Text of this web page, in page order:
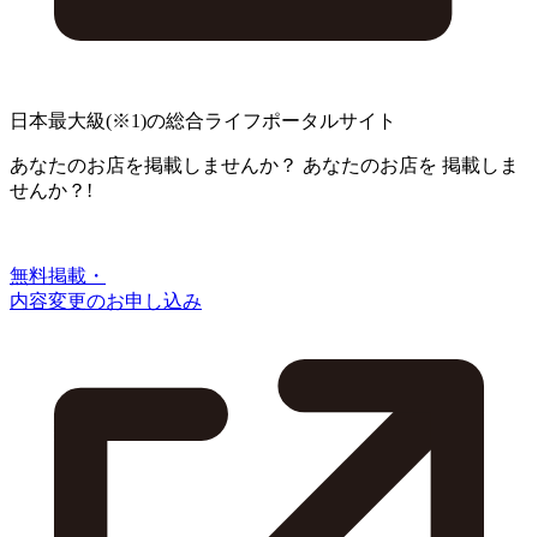
日本最大級(※1)の総合ライフポータルサイト
あなたのお店を掲載しませんか？ あなたのお店を 掲載しま
せんか？!
無料掲載・
内容変更のお申し込み